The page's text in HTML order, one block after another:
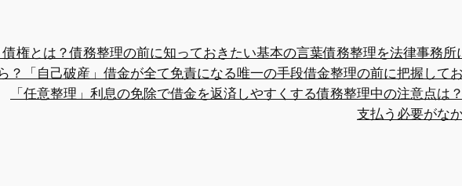
権とは？債務整理の前に知っておきたい基本の言葉債務整理を法律事務所
？
「自己破産」借金が全て免責になる唯一の手段借金整理の前に把握して
「任意整理」利息の免除で借金を返済しやすくする債務整理中の注意点は
支払う必要がな